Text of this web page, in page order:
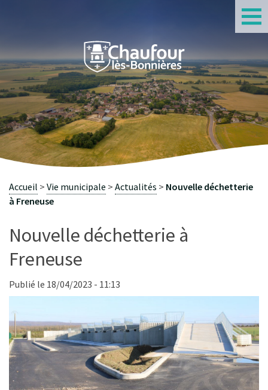
Nouvelle déchetterie à
Freneuse
Publié le 18/04/2023 - 11:13
Accueil Vie municipale Actualités
Nouvelle déchetterie
à Freneuse